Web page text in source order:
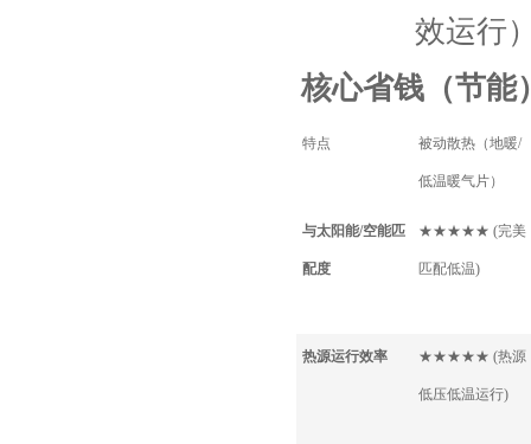
效运行
核心省钱（节能
特点 被动散热（地暖/
低温暖气片）
与太阳能/空能匹
配度
★★★★★ (完美
匹配低温)
热源运行效率 ★★★★★ (热源
低压低温运行)